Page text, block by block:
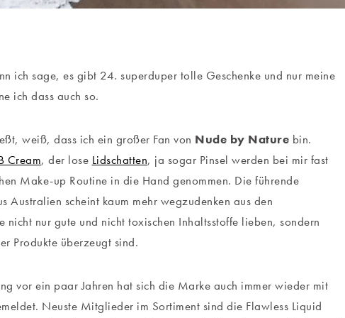
ich sage, es gibt 24. superduper tolle Geschenke und nur meine
ich dass auch so.
weiß, dass ich ein großer Fan von Nude by Nature bin.
Cream, der lose Lidschatten, ja sogar Pinsel werden bei mir fast
Make-up Routine in die Hand genommen. Die führende
Australien scheint kaum mehr wegzudenken aus den
nur gute und nicht toxischen Inhaltsstoffe lieben, sondern
Produkte überzeugt sind.
vor ein paar Jahren hat sich die Marke auch immer wieder mit
Neuste Mitglieder im Sortiment sind die Flawless Liquid